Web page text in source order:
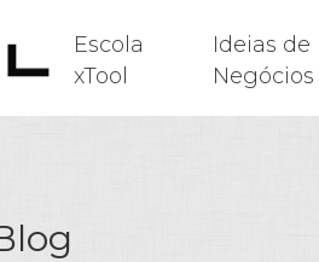
Escola
xTool
Ideias de
Negócios